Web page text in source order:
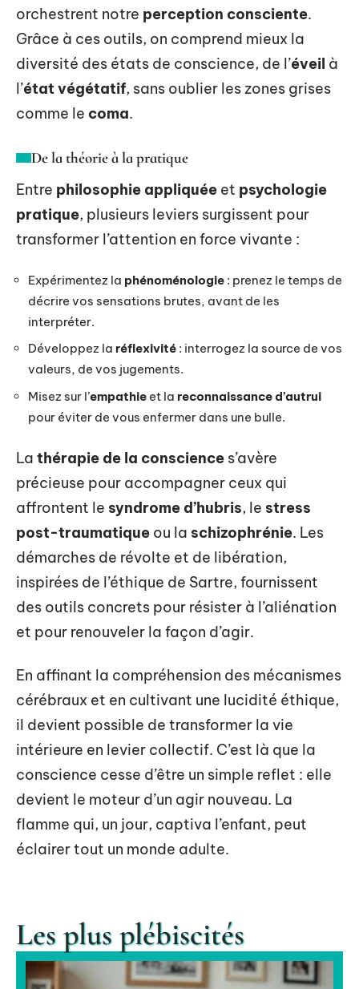
orchestrent notre perception consciente.
Grâce à ces outils, on comprend mieux la
diversité des états de conscience, de l’éveil à
l’état végétatif, sans oublier les zones grises
comme le coma.
De la théorie à la pratique
Entre philosophie appliquée et psychologie
pratique, plusieurs leviers surgissent pour
transformer l’attention en force vivante :
Expérimentez la phénoménologie : prenez le temps de
décrire vos sensations brutes, avant de les
interpréter.
Développez la réflexivité : interrogez la source de vos
valeurs, de vos jugements.
Misez sur l’empathie et la reconnaissance d’autrui
pour éviter de vous enfermer dans une bulle.
La thérapie de la conscience s’avère
précieuse pour accompagner ceux qui
affrontent le syndrome d’hubris, le stress
post-traumatique ou la schizophrénie. Les
démarches de révolte et de libération,
inspirées de l’éthique de Sartre, fournissent
des outils concrets pour résister à l’aliénation
et pour renouveler la façon d’agir.
En affinant la compréhension des mécanismes
cérébraux et en cultivant une lucidité éthique,
il devient possible de transformer la vie
intérieure en levier collectif. C’est là que la
conscience cesse d’être un simple reflet : elle
devient le moteur d’un agir nouveau. La
flamme qui, un jour, captiva l’enfant, peut
éclairer tout un monde adulte.
Les plus plébiscités